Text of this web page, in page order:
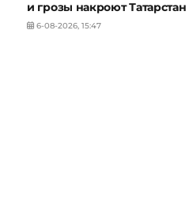
и грозы накроют Татарстан
6-08-2026, 15:47